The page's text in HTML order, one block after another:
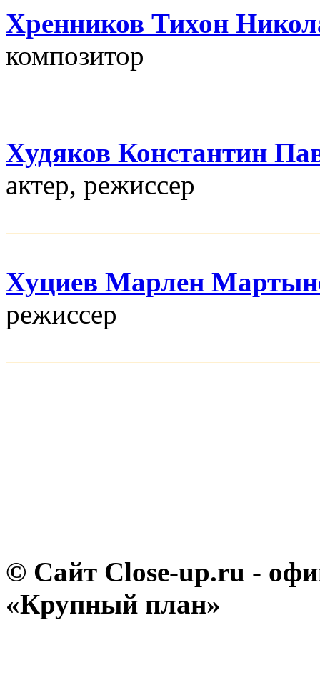
Хренников Тихон
композитор
Худяков Константин
актер, режисcер
Хуциев Марлен
режисcер
© Сайт Close-up.ru -
«Крупный план»